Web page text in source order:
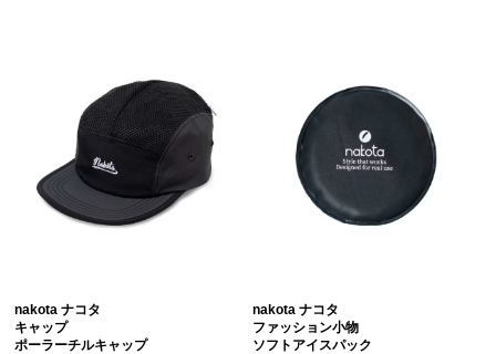
nakota ナコタ
キャップ
ポーラーチルキャップ
nakota ナコタ
ファッション小物
ソフトアイスパック